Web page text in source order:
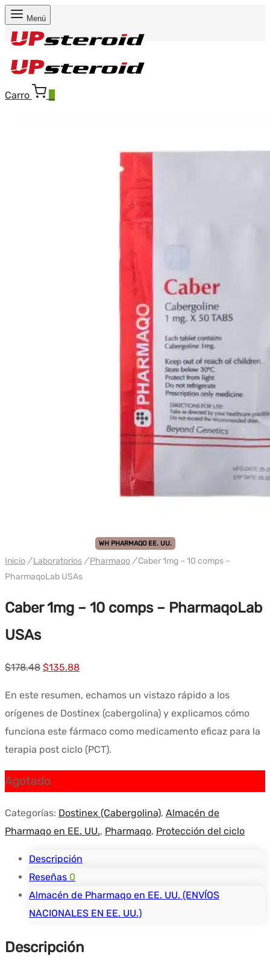
Menú
Carro
WH PHARMAQO EE. UU.
Inicio / Laboratorios / Pharmaqo /Caber 1mg – 10 comps –
PharmaqoLab USAs
Caber 1mg – 10 comps – PharmaqoLab
USAs
$178.48 El
$135.88El
actual
En este resumen, echamos un vistazo rápido a los
orígenes de Dostinex (cabergolina) y explicamos cómo
funciona este fármaco como medicamento eficaz para la
terapia post ciclo (PCT).
Agotado
Categorías: Dostinex (Cabergolina), Almacén de
Pharmaqo en EE. UU., Pharmaqo, Protección del ciclo
Descripción
Reseñas 0
Almacén de Pharmaqo en EE. UU. (ENVÍOS
NACIONALES EN EE. UU.)
Descripción